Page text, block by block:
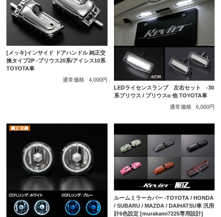
[メッキ]インサイド ドアハンドル 純正交
換タイプ2P -プリウス20系/アイシス10系
TOYOTA車
通常価格
4,000円
LEDライセンスランプ 左右セット -30
系プリウス / プリウスα 他 TOYOTA車
通常価格
6,000円
ルームミラーカバー -TOYOTA / HONDA
/ SUBARU / MAZDA / DAIHATSU車 汎用
計6色設定 [murakami7225専用設計]